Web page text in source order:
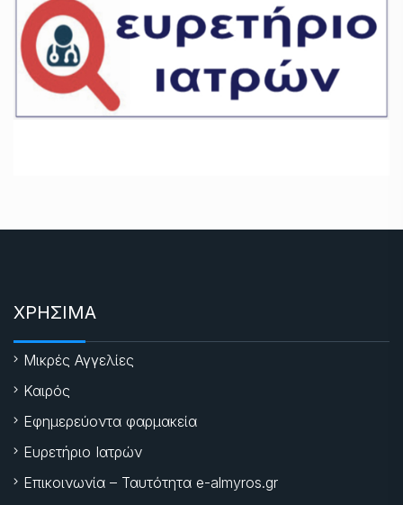
ΧΡΗΣΙΜΑ
Μικρές Αγγελίες
Καιρός
Εφημερεύοντα φαρμακεία
Ευρετήριο Ιατρών
Επικοινωνία – Ταυτότητα e-almyros.gr